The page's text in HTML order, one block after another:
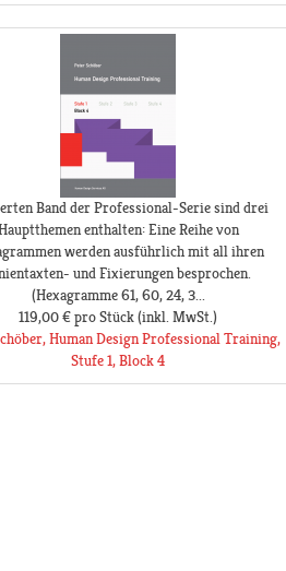
Band der Professional-Serie sind drei
enthalten: Eine Reihe von
werden ausführlich mit all ihren
und Fixierungen besprochen.
(Hexagramme 61, 60, 24, 3...
119,00 €pro Stück(inkl. MwSt.)
Human Design Professional Training,
Stufe 1, Block 4